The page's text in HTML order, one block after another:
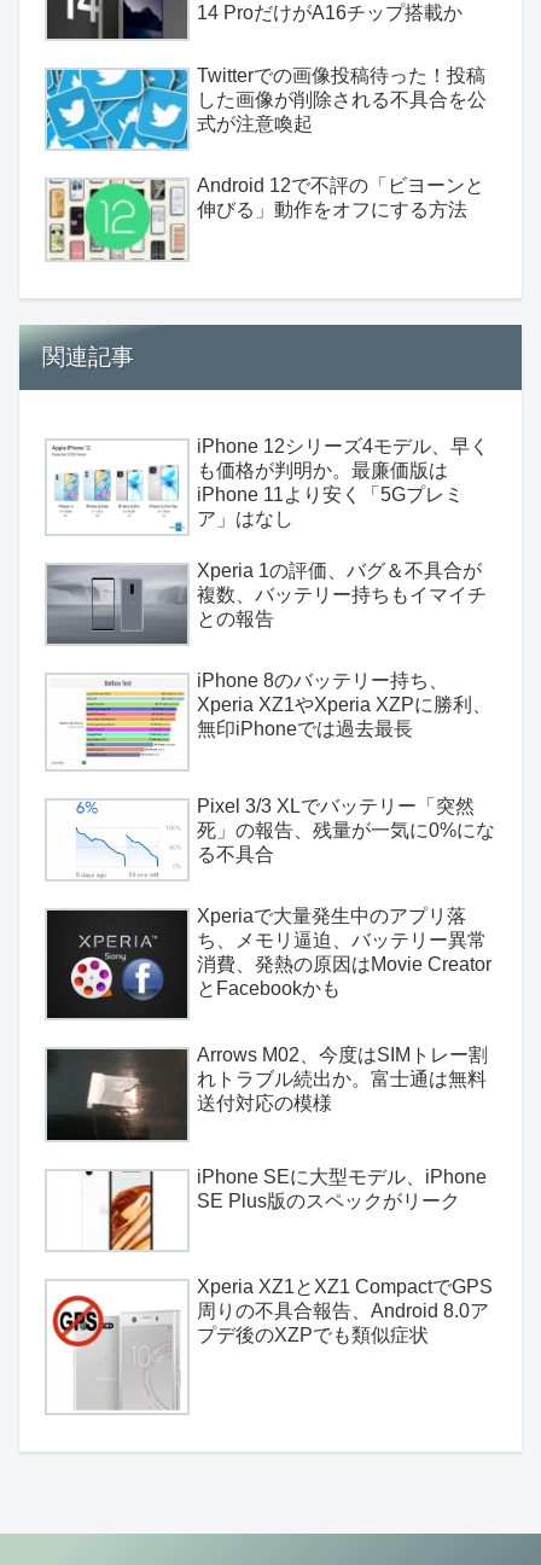
14 ProだけがA16チップ搭載か
Twitterでの画像投稿待った！投稿
した画像が削除される不具合を公
式が注意喚起
Android 12で不評の「ビヨーンと
伸びる」動作をオフにする方法
関連記事
iPhone 12シリーズ4モデル、早く
も価格が判明か。最廉価版は
iPhone 11より安く「5Gプレミ
ア」はなし
Xperia 1の評価、バグ＆不具合が
複数、バッテリー持ちもイマイチ
との報告
iPhone 8のバッテリー持ち、
Xperia XZ1やXperia XZPに勝利、
無印iPhoneでは過去最長
Pixel 3/3 XLでバッテリー「突然
死」の報告、残量が一気に0%にな
る不具合
Xperiaで大量発生中のアプリ落
ち、メモリ逼迫、バッテリー異常
消費、発熱の原因はMovie Creator
とFacebookかも
Arrows M02、今度はSIMトレー割
れトラブル続出か。富士通は無料
送付対応の模様
iPhone SEに大型モデル、iPhone
SE Plus版のスペックがリーク
Xperia XZ1とXZ1 CompactでGPS
周りの不具合報告、Android 8.0ア
プデ後のXZPでも類似症状